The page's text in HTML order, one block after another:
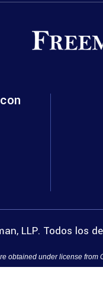
LLP. Todos los
obtained under license from